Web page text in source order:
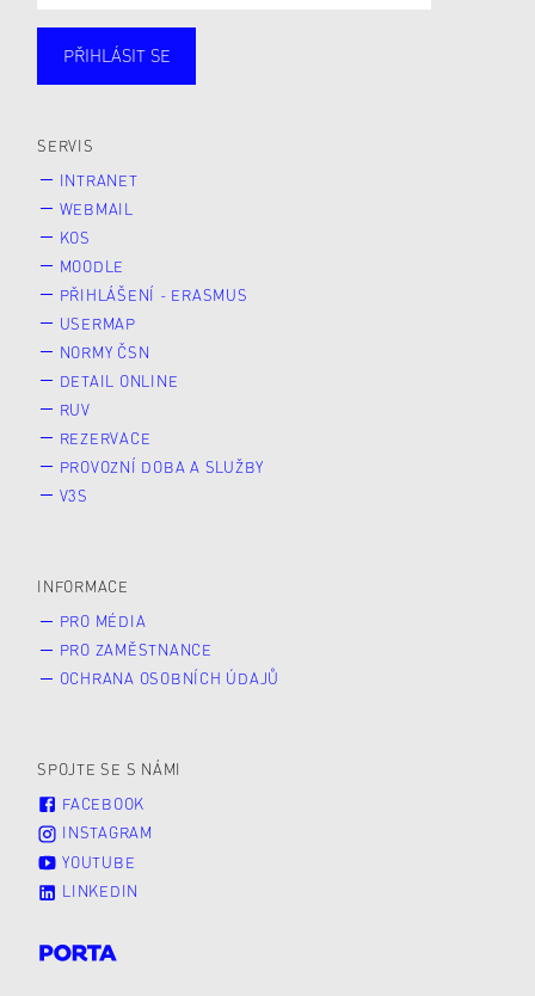
PŘIHLÁSIT SE
SERVIS
INTRANET
WEBMAIL
KOS
MOODLE
PŘIHLÁŠENÍ - ERASMUS
USERMAP
NORMY ČSN
DETAIL ONLINE
RUV
REZERVACE
PROVOZNÍ DOBA A SLUŽBY
V3S
INFORMACE
PRO MÉDIA
PRO ZAMĚSTNANCE
OCHRANA OSOBNÍCH ÚDAJŮ
SPOJTE SE S NÁMI
FACEBOOK
INSTAGRAM
YOUTUBE
LINKEDIN